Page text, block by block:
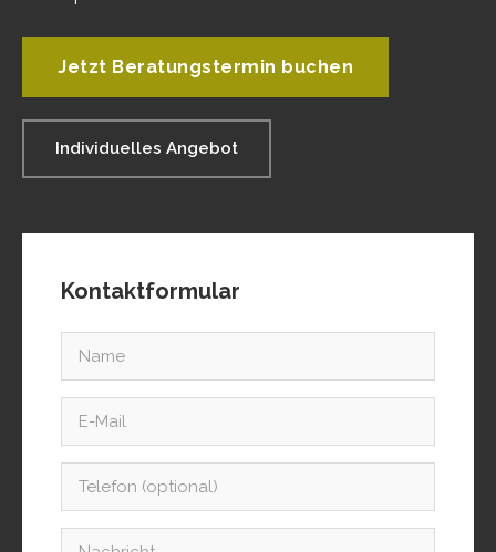
Jetzt Beratungstermin buchen
Individuelles Angebot
Kontaktformular